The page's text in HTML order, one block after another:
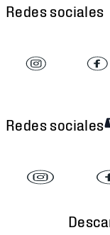
Redes sociales
Redes sociales